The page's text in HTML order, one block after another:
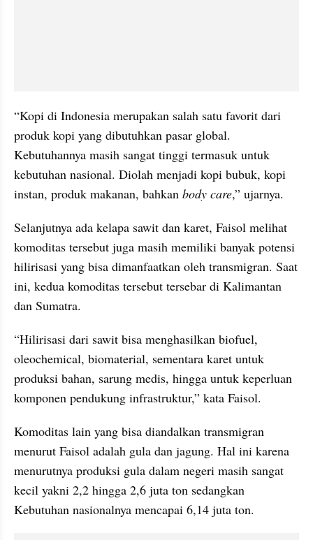
“Kopi di Indonesia merupakan salah satu favorit dari
produk kopi yang dibutuhkan pasar global.
Kebutuhannya masih sangat tinggi termasuk untuk
kebutuhan nasional. Diolah menjadi kopi bubuk, kopi
instan, produk makanan, bahkan body care,” ujarnya.
Selanjutnya ada kelapa sawit dan karet, Faisol melihat
komoditas tersebut juga masih memiliki banyak potensi
hilirisasi yang bisa dimanfaatkan oleh transmigran. Saat
ini, kedua komoditas tersebut tersebar di Kalimantan
dan Sumatra.
“Hilirisasi dari sawit bisa menghasilkan biofuel,
oleochemical, biomaterial, sementara karet untuk
produksi bahan, sarung medis, hingga untuk keperluan
komponen pendukung infrastruktur,” kata Faisol.
Komoditas lain yang bisa diandalkan transmigran
menurut Faisol adalah gula dan jagung. Hal ini karena
menurutnya produksi gula dalam negeri masih sangat
kecil yakni 2,2 hingga 2,6 juta ton sedangkan
Kebutuhan nasionalnya mencapai 6,14 juta ton.